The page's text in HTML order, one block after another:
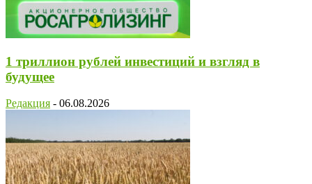
1 триллион рублей инвестиций и взгляд в
будущее
Редакция - 06.08.2026